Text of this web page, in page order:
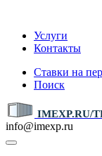
Услуги
Контакты
Ставки на
Поиск
IMEXP.RU/
info@imexp.ru